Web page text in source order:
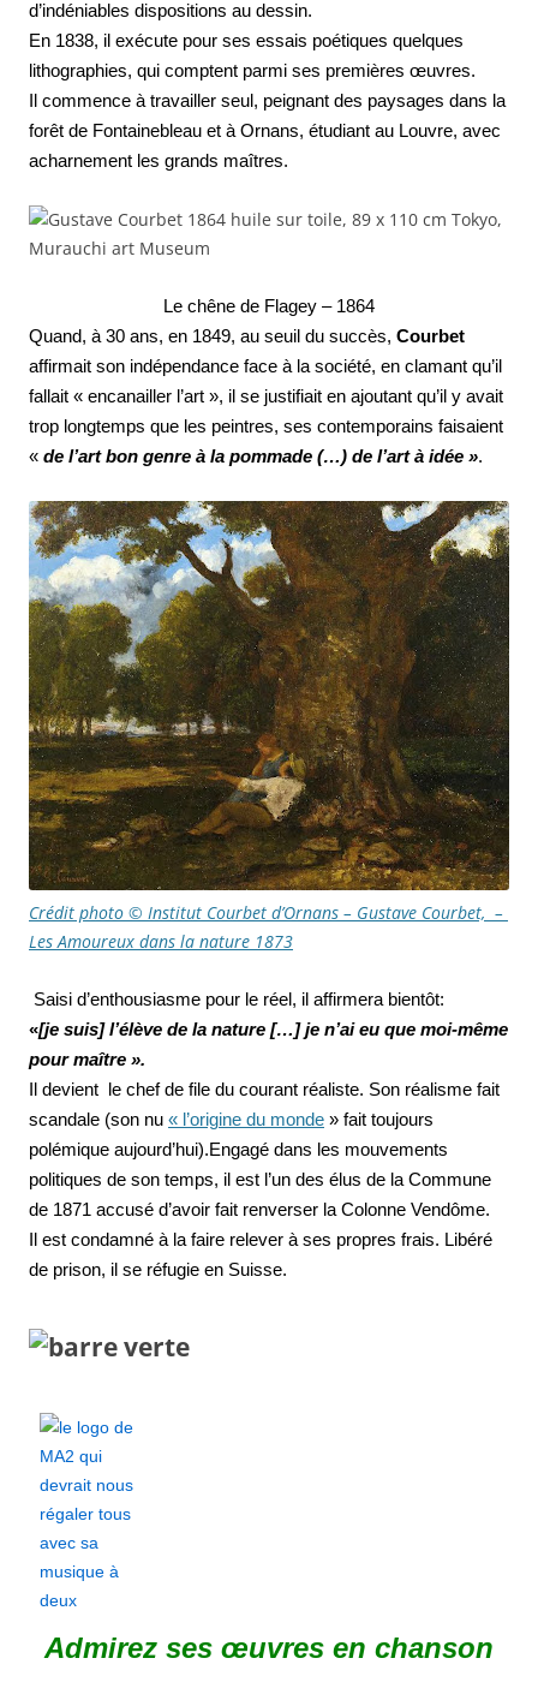
d’indéniables dispositions au dessin.
En 1838, il exécute pour ses essais poétiques quelques
lithographies, qui comptent parmi ses premières œuvres.
Il commence à travailler seul, peignant des paysages dans la
forêt de Fontainebleau et à Ornans, étudiant au Louvre, avec
acharnement les grands maîtres.
Le chêne de Flagey – 1864
Quand, à 30 ans, en 1849, au seuil du succès, Courbet
affirmait son indépendance face à la société, en clamant qu’il
fallait « encanailler l’art », il se justifiait en ajoutant qu’il y avait
trop longtemps que les peintres, ses contemporains faisaient
« de l’art bon genre à la pommade (…) de l’art à idée ».
Crédit photo © Institut Courbet d’Ornans – Gustave Courbet, –
Les Amoureux dans la nature 1873
Saisi d’enthousiasme pour le réel, il affirmera bientôt:
«[je suis] l’élève de la nature […] je n’ai eu que moi-même
pour maître ».
Il devient le chef de file du courant réaliste. Son réalisme fait
scandale (son nu « l’origine du monde » fait toujours
polémique aujourd’hui).Engagé dans les mouvements
politiques de son temps, il est l’un des élus de la Commune
de 1871 accusé d’avoir fait renverser la Colonne Vendôme.
Il est condamné à la faire relever à ses propres frais. Libéré
de prison, il se réfugie en Suisse.
Admirez ses œuvres en chanson